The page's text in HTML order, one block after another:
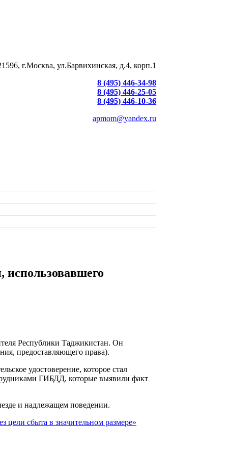
г.Москва, ул.Барвихинская, д.4, корп.1
8 (495) 446-34-98
8 (495) 446-25-05
8 (495) 446-10-36
apmom@yandex.ru
использовавшего
Республики Таджикистан. Он
предоставляющего права).
удостоверение, которое стал
ГИБДД, которые выявили факт
и надлежащем поведении.
цели сбыта в значительном размере»